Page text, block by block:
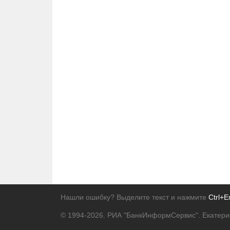
Нашли ошибку? Выделите текст и нажмите
© 1994-2026. РИА "БанкИнформСервис".